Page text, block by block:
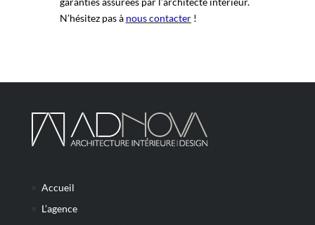
N’hésitez pas à nous contacter!
Accueil
L’agence